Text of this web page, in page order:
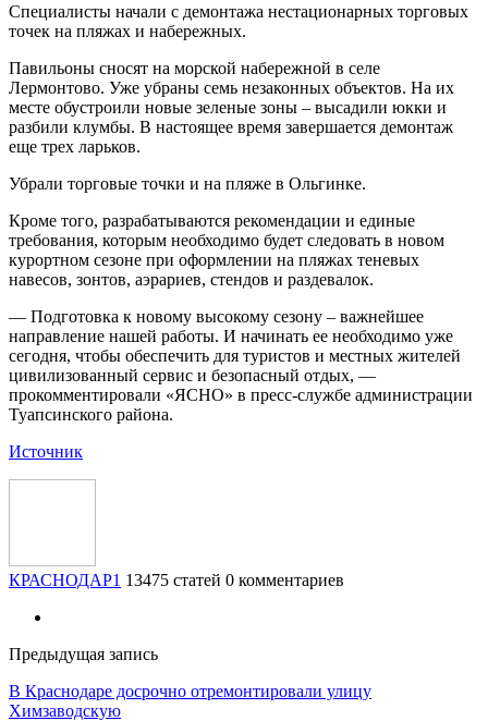
Специалисты начали с демонтажа нестационарных торговых
точек на пляжах и набережных.
Павильоны сносят на морской набережной в селе
Лермонтово. Уже убраны семь незаконных объектов. На их
месте обустроили новые зеленые зоны – высадили юкки и
разбили клумбы. В настоящее время завершается демонтаж
еще трех ларьков.
Убрали торговые точки и на пляже в Ольгинке.
Кроме того, разрабатываются рекомендации и единые
требования, которым необходимо будет следовать в новом
курортном сезоне при оформлении на пляжах теневых
навесов, зонтов, аэрариев, стендов и раздевалок.
— Подготовка к новому высокому сезону – важнейшее
направление нашей работы. И начинать ее необходимо уже
сегодня, чтобы обеспечить для туристов и местных жителей
цивилизованный сервис и безопасный отдых, —
прокомментировали «ЯСНО» в пресс-службе администрации
Туапсинского района.
Источник
КРАСНОДАР1 13475 статей 0 комментариев
Предыдущая запись
В Краснодаре досрочно отремонтировали улицу
Химзаводскую